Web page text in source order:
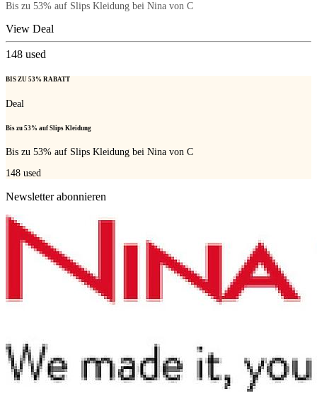
Bis zu 53% auf Slips Kleidung bei Nina von C
View Deal
148 used
BIS ZU 53% RABATT
Deal
Bis zu 53% auf Slips Kleidung
Bis zu 53% auf Slips Kleidung bei Nina von C
148 used
Newsletter abonnieren